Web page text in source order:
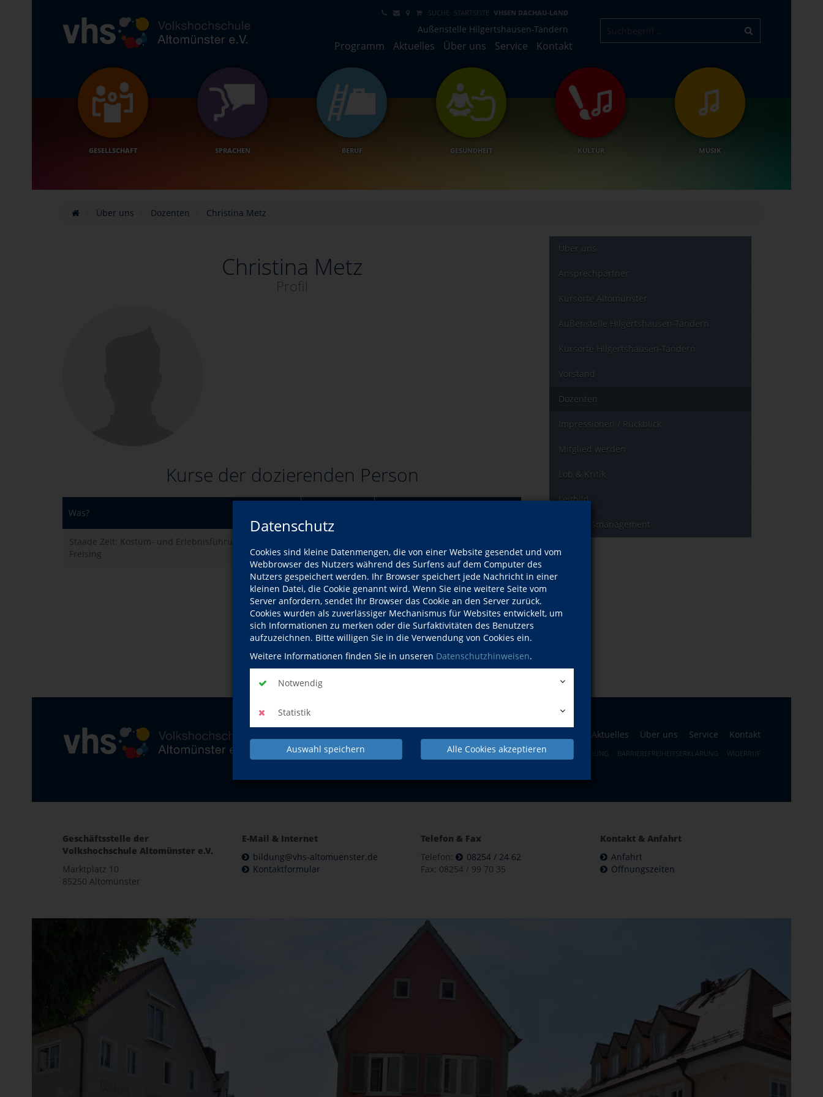
Datenschutz
Cookies sind kleine Datenmengen, die von einer Website gesendet und vom
Webbrowser des Nutzers während des Surfens auf dem Computer des
Nutzers gespeichert werden. Ihr Browser speichert jede Nachricht in einer
kleinen Datei, die Cookie genannt wird. Wenn Sie eine weitere Seite vom
Server anfordern, sendet Ihr Browser das Cookie an den Server zurück.
Cookies wurden als zuverlässiger Mechanismus für Websites entwickelt, um
sich Informationen zu merken oder die Surfaktivitäten des Benutzers
aufzuzeichnen. Bitte willigen Sie in die Verwendung von Cookies ein.
Weitere Informationen finden Sie in unseren Datenschutzhinweisen.
Notwendig
Statistik
Auswahl speichern Alle Cookies akzeptieren
SUCHE STARTSEITE VHSEN DACHAU-LAND
Außenstelle Hilgertshausen-Tandern
Programm Aktuelles Über uns Service Kontakt
GESELLSCHAFT SPRACHEN BERUF GESUNDHEIT KULTUR MUSIK
Über uns Dozenten Christina Metz
Christina Metz
Profil
Kurse der dozierenden Person
Was?
Staade Zeit: Kostüm- und Erlebnisführung durch
Freising
Über uns
Ansprechpartner
Kursorte Altomünster
Außenstelle Hilgertshausen-Tandern
Kursorte Hilgertshausen-Tandern
Vorstand
Dozenten
Impressionen / Rückblick
Mitglied werden
Lob & Kritik
Leitbild
Qualitätsmanagement
Aktuelles Über uns Service Kontakt
DATENSCHUTZERKLÄRUNG WIDERRUFSBELEHRUNG BARRIEREFREIHEITSERKLÄRUNG WIDERRUF
Geschäftsstelle der
Volkshochschule Altomünster e.V.
Marktplatz 10
85250 Altomünster
E-Mail & Internet
bildung@vhs-altomuenster.de
Kontaktformular
Telefon & Fax
Telefon:
08254 / 24 62
Fax: 08254 / 99 70 35
Kontakt & Anfahrt
Anfahrt
Öffnungszeiten